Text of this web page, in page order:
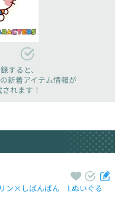
すると、
新着アイテム情報が
れます！
ン×しばんばん　Lぬいぐる